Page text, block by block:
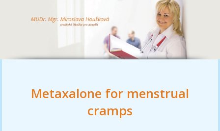
Metaxalone for menstrual
cramps